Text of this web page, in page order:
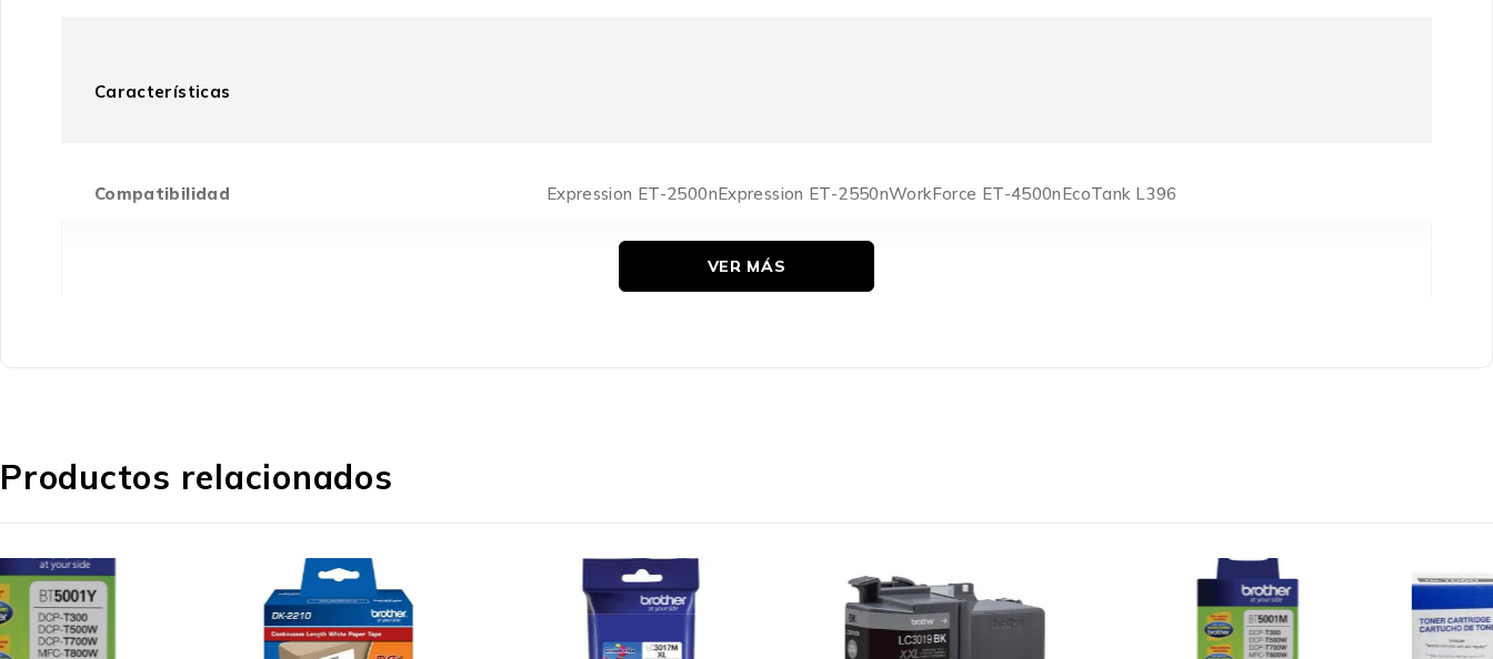
Características
Compatibilidad Expression ET-2500nExpression ET-2550nWorkForce ET-4500nEcoTank L396
Tecnología de impresión Inyección de Tinta
VER MÁS
Productos relacionados